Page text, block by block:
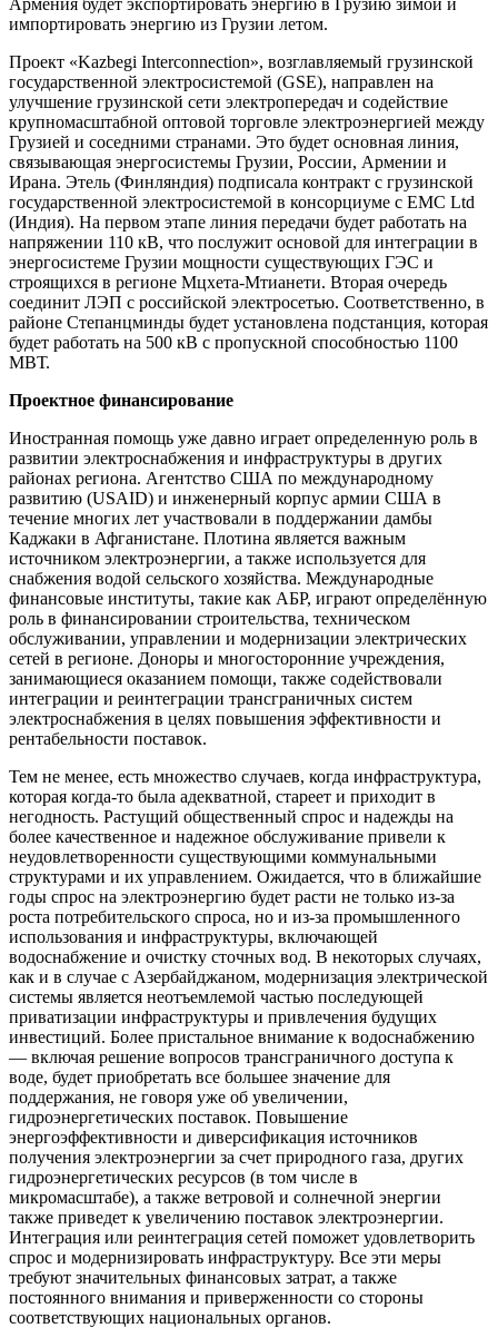
импортировать энергию из Грузии летом.
Проект «Kazbegi Interconnection», возглавляемый грузинской
государственной электросистемой (GSE), направлен на
улучшение грузинской сети электропередач и содействие
крупномасштабной оптовой торговле электроэнергией между
Грузией и соседними странами. Это будет основная линия,
связывающая энергосистемы Грузии, России, Армении и
Ирана. Этель (Финляндия) подписала контракт с грузинской
государственной электросистемой в консорциуме с EMC Ltd
(Индия). На первом этапе линия передачи будет работать на
напряжении 110 кВ, что послужит основой для интеграции в
энергосистеме Грузии мощности существующих ГЭС и
строящихся в регионе Мцхета-Мтианети. Вторая очередь
соединит ЛЭП с российской электросетью. Соответственно, в
районе Степанцминды будет установлена подстанция, которая
будет работать на 500 кВ с пропускной способностью 1100
МВТ.
Проектное финансирование
Иностранная помощь уже давно играет определенную роль в
развитии электроснабжения и инфраструктуры в других
районах региона. Агентство США по международному
развитию (USAID) и инженерный корпус армии США в
течение многих лет участвовали в поддержании дамбы
Каджаки в Афганистане. Плотина является важным
источником электроэнергии, а также используется для
снабжения водой сельского хозяйства. Международные
финансовые институты, такие как АБР, играют определённую
роль в финансировании строительства, техническом
обслуживании, управлении и модернизации электрических
сетей в регионе. Доноры и многосторонние учреждения,
занимающиеся оказанием помощи, также содействовали
интеграции и реинтеграции трансграничных систем
электроснабжения в целях повышения эффективности и
рентабельности поставок.
Тем не менее, есть множество случаев, когда инфраструктура,
которая когда-то была адекватной, стареет и приходит в
негодность. Растущий общественный спрос и надежды на
более качественное и надежное обслуживание привели к
неудовлетворенности существующими коммунальными
структурами и их управлением. Ожидается, что в ближайшие
годы спрос на электроэнергию будет расти не только из-за
роста потребительского спроса, но и из-за промышленного
использования и инфраструктуры, включающей
водоснабжение и очистку сточных вод. В некоторых случаях,
как и в случае с Азербайджаном, модернизация электрической
системы является неотъемлемой частью последующей
приватизации инфраструктуры и привлечения будущих
инвестиций. Более пристальное внимание к водоснабжению
— включая решение вопросов трансграничного доступа к
воде, будет приобретать все большее значение для
поддержания, не говоря уже об увеличении,
гидроэнергетических поставок. Повышение
энергоэффективности и диверсификация источников
получения электроэнергии за счет природного газа, других
гидроэнергетических ресурсов (в том числе в
микромасштабе), а также ветровой и солнечной энергии
также приведет к увеличению поставок электроэнергии.
Интеграция или реинтеграция сетей поможет удовлетворить
спрос и модернизировать инфраструктуру. Все эти меры
требуют значительных финансовых затрат, а также
постоянного внимания и приверженности со стороны
соответствующих национальных органов.